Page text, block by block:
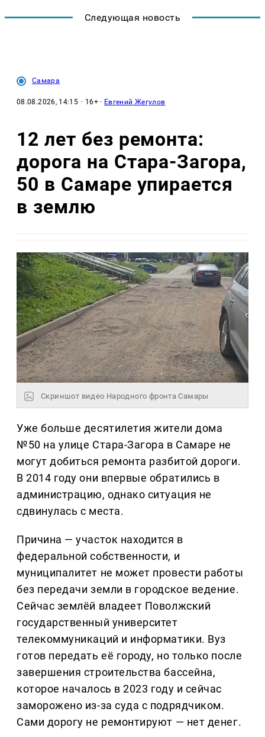
Следующая новость
Самара
08.08.2026, 14:15 · 16+ · Евгений Жегулов
12 лет без ремонта:
дорога на Стара-Загора,
50 в Самаре упирается
в землю
Скриншот видео Народного фронта Самары
Уже больше десятилетия жители дома
№50 на улице Стара-Загора в Самаре не
могут добиться ремонта разбитой дороги.
В 2014 году они впервые обратились в
администрацию, однако ситуация не
сдвинулась с места.
Причина — участок находится в
федеральной собственности, и
муниципалитет не может провести работы
без передачи земли в городское ведение.
Сейчас землёй владеет Поволжский
государственный университет
телекоммуникаций и информатики. Вуз
готов передать её городу, но только после
завершения строительства бассейна,
которое началось в 2023 году и сейчас
заморожено из-за суда с подрядчиком.
Сами дорогу не ремонтируют — нет денег.